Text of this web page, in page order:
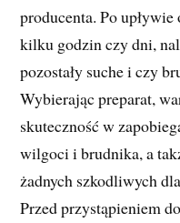
producenta. Po
kilku godzin czy dni,
pozostały suche i czy
Wybierając preparat,
skuteczność w
wilgoci i brudnika, a
żadnych szkodliwych
Przed przystąpieniem